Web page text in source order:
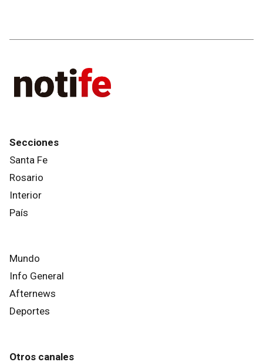
Secciones
Santa Fe
Rosario
Interior
País
Mundo
Info General
Afternews
Deportes
Otros canales